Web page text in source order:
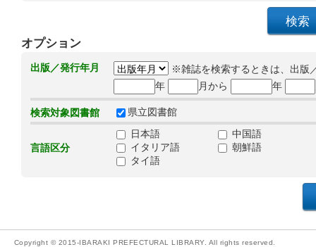
オプション
出版／発行年月
※雑誌を検索するときは、出版
年
月から 年
検索対象図書館 県立図書館
言語区分
日本語
中国語
イタリア語
朝鮮語
タイ語
Copyright © 2015-IBARAKI PREFECTURAL LIBRARY. All rights reserved.